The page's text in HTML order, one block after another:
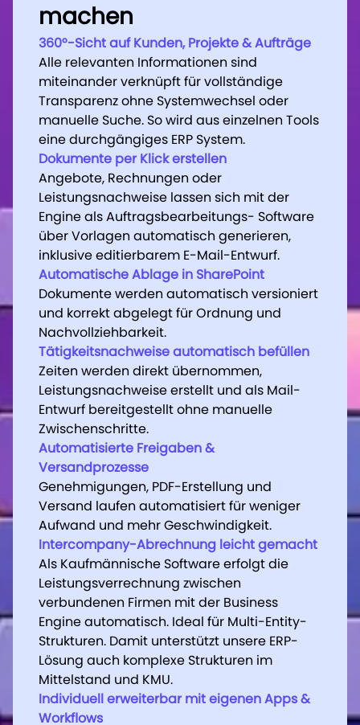
machen
360°-Sicht auf Kunden, Projekte & Aufträge
Alle relevanten Informationen sind
miteinander verknüpft für vollständige
Transparenz ohne Systemwechsel oder
manuelle Suche. So wird aus einzelnen Tools
eine durchgängiges ERP System.
Dokumente per Klick erstellen
Angebote, Rechnungen oder
Leistungsnachweise lassen sich mit der
Engine als Auftragsbearbeitungs- Software
über Vorlagen automatisch generieren,
inklusive editierbarem E-Mail-Entwurf.
Automatische Ablage in SharePoint
Dokumente werden automatisch versioniert
und korrekt abgelegt für Ordnung und
Nachvollziehbarkeit.
Tätigkeitsnachweise automatisch befüllen
Zeiten werden direkt übernommen,
Leistungsnachweise erstellt und als Mail-
Entwurf bereitgestellt ohne manuelle
Zwischenschritte.
Automatisierte Freigaben &
Versandprozesse
Genehmigungen, PDF-Erstellung und
Versand laufen automatisiert für weniger
Aufwand und mehr Geschwindigkeit.
Intercompany-Abrechnung leicht gemacht
Als Kaufmännische Software erfolgt die
Leistungsverrechnung zwischen
verbundenen Firmen mit der Business
Engine automatisch. Ideal für Multi-Entity-
Strukturen. Damit unterstützt unsere ERP-
Lösung auch komplexe Strukturen im
Mittelstand und KMU.
Individuell erweiterbar mit eigenen Apps &
Workflows
machen
360°-Sicht auf Kunden, Projekte & Aufträge
Alle relevanten Informationen sind
miteinander verknüpft für vollständige
Transparenz ohne Systemwechsel oder
manuelle Suche. So wird aus einzelnen Tools
eine durchgängiges ERP System.
Dokumente per Klick erstellen
Angebote, Rechnungen oder
Leistungsnachweise lassen sich mit der
Engine als Auftragsbearbeitungs- Software
über Vorlagen automatisch generieren,
inklusive editierbarem E-Mail-Entwurf.
Automatische Ablage in SharePoint
Dokumente werden automatisch versioniert
und korrekt abgelegt für Ordnung und
Nachvollziehbarkeit.
Tätigkeitsnachweise automatisch befüllen
Zeiten werden direkt übernommen,
Leistungsnachweise erstellt und als Mail-
Entwurf bereitgestellt ohne manuelle
Zwischenschritte.
Automatisierte Freigaben &
Versandprozesse
Genehmigungen, PDF-Erstellung und
Versand laufen automatisiert für weniger
Aufwand und mehr Geschwindigkeit.
Intercompany-Abrechnung leicht gemacht
Als Kaufmännische Software erfolgt die
Leistungsverrechnung zwischen
verbundenen Firmen mit der Business
Engine automatisch. Ideal für Multi-Entity-
Strukturen. Damit unterstützt unsere ERP-
Lösung auch komplexe Strukturen im
Mittelstand und KMU.
Individuell erweiterbar mit eigenen Apps &
Workflows